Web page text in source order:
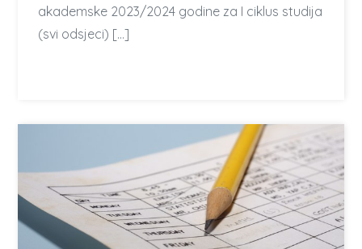
akademske 2023/2024 godine za I ciklus studija
(svi odsjeci) […]